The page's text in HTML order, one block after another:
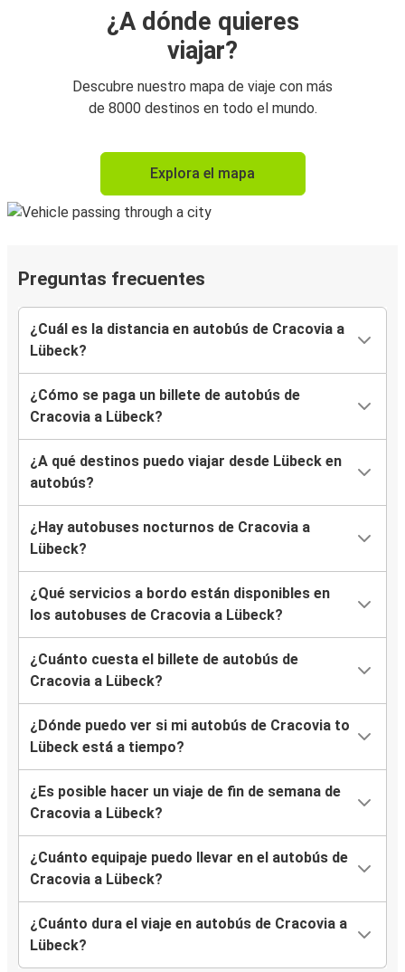
¿A dónde quieres
viajar?
Descubre nuestro mapa de viaje con más
de 8000 destinos en todo el mundo.
Explora el mapa
Preguntas frecuentes
¿Cuál es la distancia en autobús de Cracovia a
Lübeck?
¿Cómo se paga un billete de autobús de
Cracovia a Lübeck?
¿A qué destinos puedo viajar desde Lübeck en
autobús?
¿Hay autobuses nocturnos de Cracovia a
Lübeck?
¿Qué servicios a bordo están disponibles en
los autobuses de Cracovia a Lübeck?
¿Cuánto cuesta el billete de autobús de
Cracovia a Lübeck?
¿Dónde puedo ver si mi autobús de Cracovia to
Lübeck está a tiempo?
¿Es posible hacer un viaje de fin de semana de
Cracovia a Lübeck?
¿Cuánto equipaje puedo llevar en el autobús de
Cracovia a Lübeck?
¿Cuánto dura el viaje en autobús de Cracovia a
Lübeck?